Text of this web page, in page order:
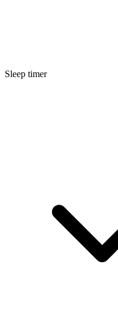
Sleep timer